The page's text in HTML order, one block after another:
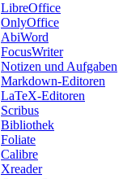
LibreOffice
OnlyOffice
AbiWord
FocusWriter
Notizen und Aufgaben
Markdown-Editoren
LaTeX-Editoren
Scribus
Bibliothek
Foliate
Calibre
Xreader